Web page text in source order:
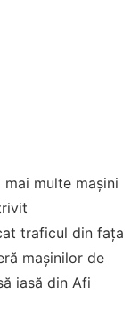
multe mașini
traficul din fața
mașinilor de
iasă din Afi